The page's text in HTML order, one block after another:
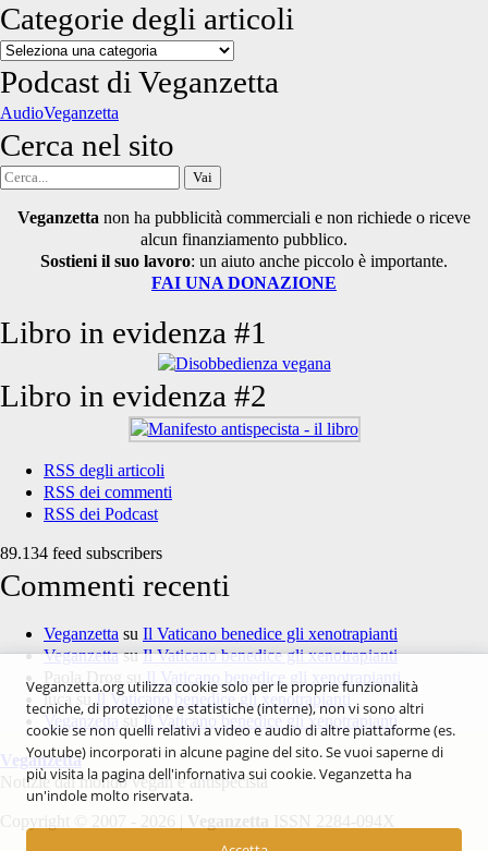
Categorie degli articoli
Categorie
degli
articoli
Podcast di Veganzetta
AudioVeganzetta
Cerca nel sito
Cerca
Veganzetta non ha pubblicità commerciali e non richiede o riceve
alcun finanziamento pubblico.
Sostieni il suo lavoro: un aiuto anche piccolo è importante.
FAI UNA DONAZIONE
Libro in evidenza #1
Libro in evidenza #2
RSS degli articoli
RSS dei commenti
RSS dei Podcast
89.134 feed subscribers
Commenti recenti
Veganzetta su Il Vaticano benedice gli xenotrapianti
VeganzettasuIl Vaticano benedice gli xenotrapianti
Paola Drog suIl Vaticano benedice gli xenotrapianti
luca suIl Vaticano benedice gli xenotrapianti
Veganzetta su Il Vaticano benedice gli xenotrapianti
Veganzetta
Notizie dal mondo vegan e antispecista
Copyright © 2007 - 2026 | Veganzetta ISSN 2284-094X
Veganzetta.org utilizza cookie solo per le proprie funzionalità
tecniche, di protezione e statistiche (interne), non vi sono altri
cookie se non quelli relativi a video e audio di altre piattaforme (es.
Youtube) incorporati in alcune pagine del sito. Se vuoi saperne di
più visita la pagina dell'infornativa sui cookie. Veganzetta ha
un'indole molto riservata.